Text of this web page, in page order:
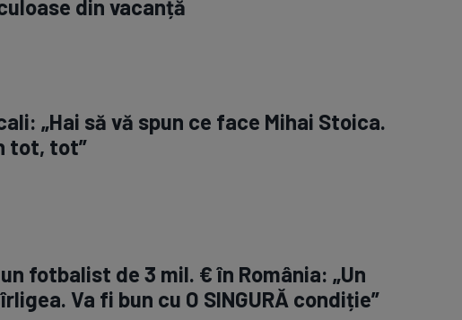
din vacanță
„Hai să vă spun ce face Mihai Stoica.
tot, tot”
fotbalist de 3 mil. € în România: „Un
Va fi bun cu O SINGURĂ condiție”